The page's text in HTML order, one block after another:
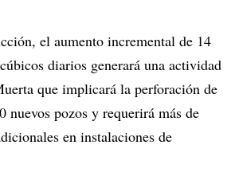
el aumento incremental de 14
diarios generará una actividad
que implicará la perforación de
nuevos pozos y requerirá más de
en instalaciones de